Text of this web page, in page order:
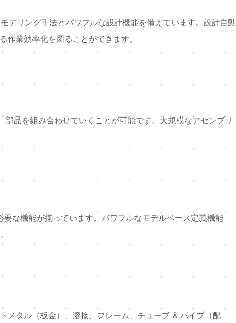
デリング手法とパワフルな設計機能を備えています。設計自動
業効率化を図ることができます。
品を組み合わせていくことが可能です。大規模なアセンブリ
な機能が揃っています。パワフルなモデルベース定義機能
メタル（板金）、溶接、フレーム、チューブ & パイプ（配